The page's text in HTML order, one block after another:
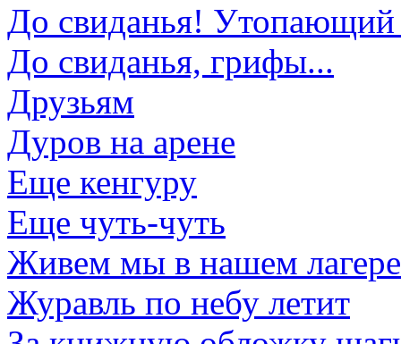
До свиданья! Утопающий
До свиданья, грифы...
Друзьям
Дуров на арене
Еще кенгуру
Еще чуть-чуть
Живем мы в нашем
Журавль по небу летит